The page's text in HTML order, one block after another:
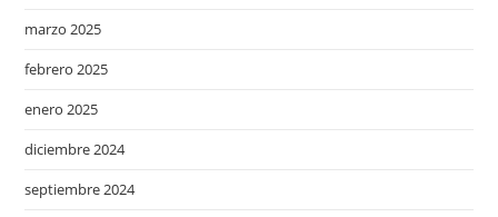
marzo 2025
febrero 2025
enero 2025
diciembre 2024
septiembre 2024